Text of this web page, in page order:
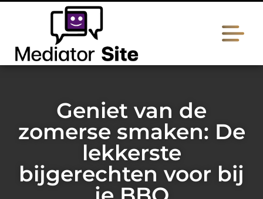
Geniet van de
zomerse smaken: De
lekkerste
bijgerechten voor bij